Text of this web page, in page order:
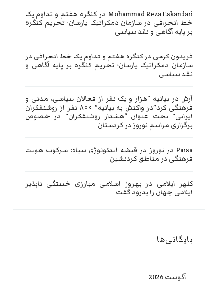
Mohammad Reza Eskandari در کنگره هفتم و تداوم یک
خط انحرافی در سازمان دمکراتیک یارسان؛ تحریم کنگره
بر پایه آگاهی و نقد سیاسی
فریدون کرمی درکنگره هفتم و تداوم یک خط انحرافی در
سازمان دمکراتیک یارسان؛ تحریم کنگره بر پایه آگاهی و
نقد سیاسی
آرش در بیانیه “هزار و یک نفر از فعالان سیاسی، مدنی و
فرهنگی کرد”در واکنش به بیانیه” ۸۰۰ نفر از روشنفکران
ایرانی” تحت عنوان “هشدار روشنفکران” در خصوص
برگزاری مراسم نوروز در کردستان
Parsa در نوروز در قبضه ایدئولوژی سپاه: سرکوب هویت
فرهنگی در مناطق کردنشین
کلهر ایلامی در بهروز اسلامی مبارزی خستگی ناپذیر
ایلامی جهان را بدرود گفت
بایگانی‌ها
آگوست 2026